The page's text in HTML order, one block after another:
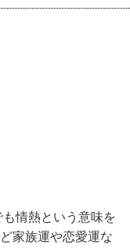
情熱という意味を
家族運や恋愛運な